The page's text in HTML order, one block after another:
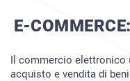
E-
Il commercio elettronico
acquisto e vendita di